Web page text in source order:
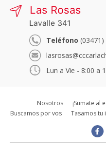
Las Rosas
Lavalle 341
Teléfono
Lun a Vie - 8:00 a
Nosotros
¡Sumate al
Buscamos por vos
Tasamos tu